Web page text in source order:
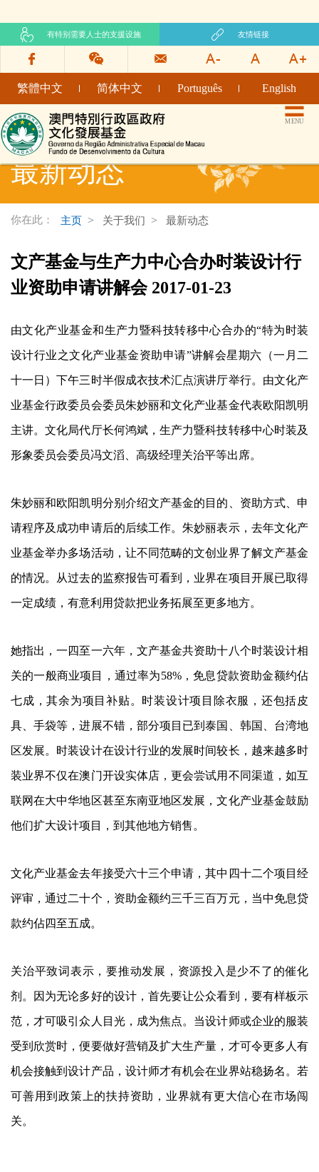
有特别需要人士的支援设施 友情链接
繁體中文 简体中文 Português English
文化发展基金网页 MENU
最新动态
你在此： 主页 关于我们 最新动态
文产基金与生产力中心合办时装设计行
业资助申请讲解会 2017-01-23
由文化产业基金和生产力暨科技转移中心合办的“特为时装
设计行业之文化产业基金资助申请”讲解会星期六（一月二
十一日）下午三时半假成衣技术汇点演讲厅举行。由文化产
业基金行政委员会委员朱妙丽和文化产业基金代表欧阳凯明
主讲。文化局代厅长何鸿斌，生产力暨科技转移中心时装及
形象委员会委员冯文滔、高级经理关治平等出席。
朱妙丽和欧阳凯明分别介绍文产基金的目的、资助方式、申
请程序及成功申请后的后续工作。朱妙丽表示，去年文化产
业基金举办多场活动，让不同范畴的文创业界了解文产基金
的情况。从过去的监察报告可看到，业界在项目开展已取得
一定成绩，有意利用贷款把业务拓展至更多地方。
她指出，一四至一六年，文产基金共资助十八个时装设计相
关的一般商业项目，通过率为58%，免息贷款资助金额约佔
七成，其余为项目补贴。时装设计项目除衣服，还包括皮
具、手袋等，进展不错，部分项目已到泰国、韩国、台湾地
区发展。时装设计在设计行业的发展时间较长，越来越多时
装业界不仅在澳门开设实体店，更会尝试用不同渠道，如互
联网在大中华地区甚至东南亚地区发展，文化产业基金鼓励
他们扩大设计项目，到其他地方销售。
文化产业基金去年接受六十三个申请，其中四十二个项目经
评审，通过二十个，资助金额约三千三百万元，当中免息贷
款约佔四至五成。
关治平致词表示，要推动发展，资源投入是少不了的催化
剂。因为无论多好的设计，首先要让公众看到，要有样板示
范，才可吸引众人目光，成为焦点。当设计师或企业的服装
受到欣赏时，便要做好营销及扩大生产量，才可令更多人有
机会接触到设计产品，设计师才有机会在业界站稳扬名。若
可善用到政策上的扶持资助，业界就有更大信心在市场闯
关。